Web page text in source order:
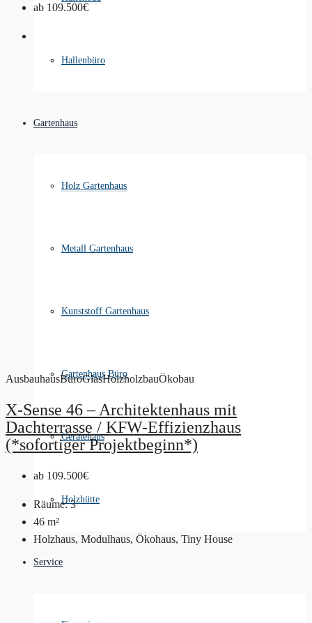
Hallenbüro
Gartenhaus
Holz Gartenhaus
Metall Gartenhaus
Kunststoff Gartenhaus
Gartenhaus Büro
Gerätehaus
Holzhütte
Service
ab 109.500€
AusbauhausBüroGlasHolzholzbauÖkobau
X-Sense 46 – Architektenhaus mit
Dachterrasse / KFW-Effizienzhaus
(*sofortiger Projektbeginn*)
ab 109.500€
Räume: 3
46 m²
Holzhaus, Modulhaus, Ökohaus, Tiny House